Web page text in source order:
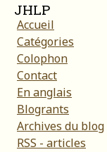
JHLP
Accueil
Catégories
Colophon
Contact
En anglais
Blogrants
Archives du blog
RSS - articles